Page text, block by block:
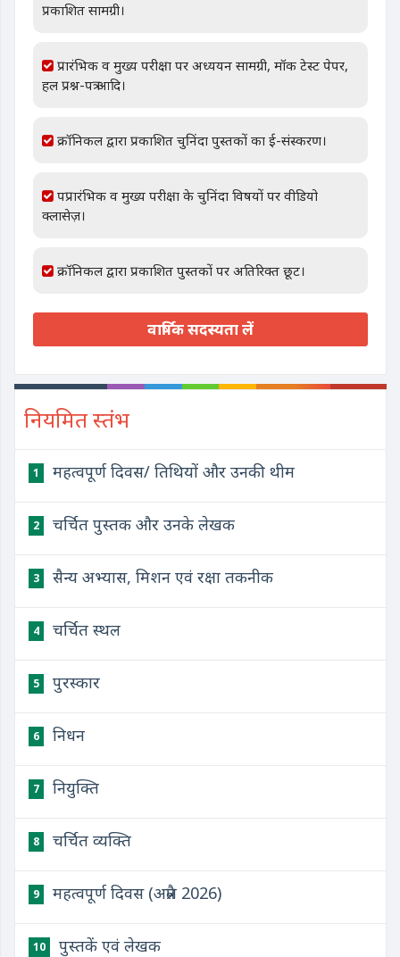
प्रकाशित सामग्री।
प्रारंभिक व मुख्य परीक्षा पर अध्ययन सामग्री, मॉक टेस्ट पेपर,
हल प्रश्न-पत्र आदि।
क्रॉनिकल द्वारा प्रकाशित चुनिंदा पुस्तकों का ई-संस्करण।
पप्रारंभिक व मुख्य परीक्षा के चुनिंदा विषयों पर वीडियो
क्लासेज़।
क्रॉनिकल द्वारा प्रकाशित पुस्तकों पर अतिरिक्त छूट।
वार्षिक सदस्यता लें
नियमित स्तंभ
1 महत्वपूर्ण दिवस/ तिथियों और उनकी थीम
2 चर्चित पुस्तक और उनके लेखक
3 सैन्य अभ्यास, मिशन एवं रक्षा तकनीक
4 चर्चित स्थल
5 पुरस्कार
6 निधन
7 नियुक्ति
8 चर्चित व्यक्ति
9 महत्वपूर्ण दिवस (अप्रैल 2026)
10 पुस्तकें एवं लेखक